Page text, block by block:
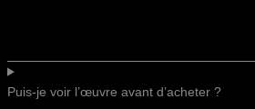
Puis-je voir l’œuvre avant d’acheter ?